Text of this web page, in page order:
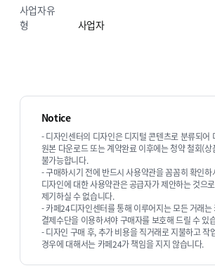
카카오 채널 상담 :
https://pf.kakao.com/_xnxbXxln/chat
2
작업 내용에 대한 견적을 전달 드
진행해 주세요.
3
사업자유
형
사업자
Notice
- 디자인센터의 디자인은 디지털 콘텐츠로 분류되어
원본 다운로드 또는 계약완료 이후에는 청약 철회(상
불가능합니다.
- 구매하시기 전에 반드시 사용약관을 꼼꼼히 확인
디자인에 대한 사용약관은 공급자가 제안하는 것으
제기하실 수 없습니다.
- 카페24디자인센터를 통해 이루어지는 모든 거래
결제수단을 이용하셔야 구매자를 보호해 드릴 수 있
- 디자인 구매 후, 추가 비용을 직거래로 지불하고 작
경우에 대해서는 카페24가 책임을 지지 않습니다.